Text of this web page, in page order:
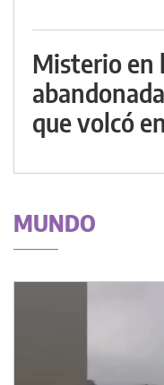
Misterio en
que volcó
MUNDO